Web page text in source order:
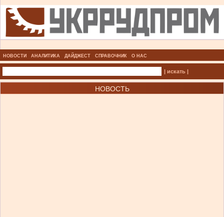
НОВОСТИ АНАЛИТИКА ДАЙДЖЕСТ СПРАВОЧНИК О НАС
| искать |
НОВОСТЬ